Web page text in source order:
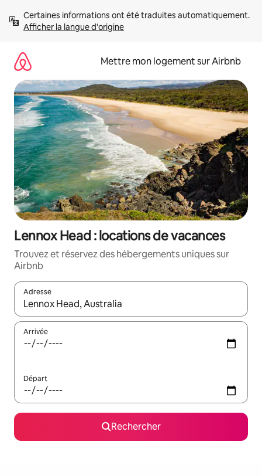
directement
Afficher la langue d'origine
Mettre mon logement sur Airbnb
Lennox Head : locations de vacances
Trouvez et réservez des hébergements uniques sur
Airbnb
Adresse
Lorsque les résultats s'affichent, utilisez les flèches vers le
Arrivée
Départ
Rechercher